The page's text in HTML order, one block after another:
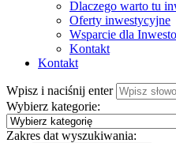
Dlaczego warto tu
Oferty inwestycyjne
Wsparcie dla
Kontakt
Kontakt
Wpisz i naciśnij enter
Wybierz kategorie:
Zakres dat wyszukiwania: